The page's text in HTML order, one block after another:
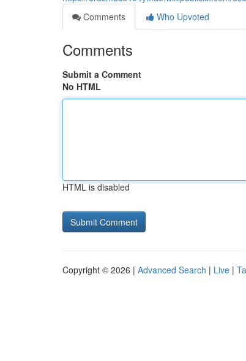
Comments
Who Upvoted
Comments
Submit a Comment
No HTML
HTML is disabled
Copyright © 2026 | Advanced Search | Live |